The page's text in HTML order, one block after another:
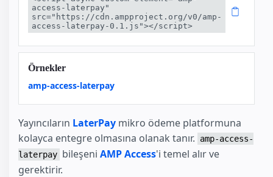
access-laterpay"
src="https://cdn.ampproject.org/v0/amp-
access-laterpay-0.1.js"></script>
Örnekler
amp-access-laterpay
Yayıncıların LaterPay mikro ödeme platformuna
kolayca entegre olmasına olanak tanır.
amp-access-
laterpay bileşeni AMP Access'i temel alır ve
gerektirir.